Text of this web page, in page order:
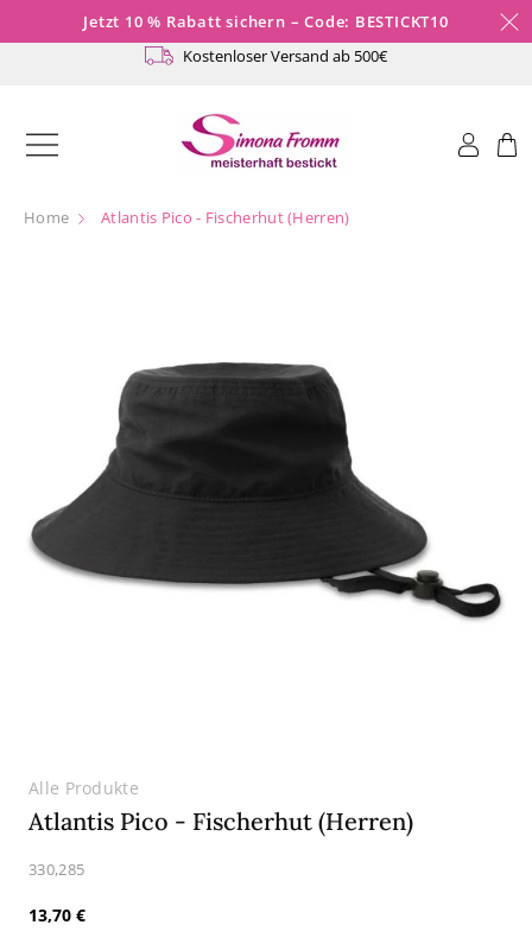
zum
Jetzt 10 % Rabatt sichern – Code: BESTICKT10
Kostenloser Versand ab 500€
Einloggen
Home Atlantis Pico - Fischerhut (Herren)
Alle Produkte
Atlantis Pico - Fischerhut (Herren)
SKU:
330,285
Normaler
Preis
13,70 €